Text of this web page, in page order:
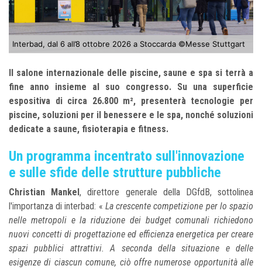
Interbad, dal 6 all’8 ottobre 2026 a Stoccarda ©Messe Stuttgart
Il salone internazionale delle piscine, saune e spa si terrà a
fine anno insieme al suo congresso. Su una superficie
espositiva di circa 26.800 m², presenterà tecnologie per
piscine, soluzioni per il benessere e le spa, nonché soluzioni
dedicate a saune, fisioterapia e fitness.
Un programma incentrato sull'innovazione
e sulle sfide delle strutture pubbliche
Christian Mankel, direttore generale della DGfdB, sottolinea
l'importanza di interbad: « La crescente competizione per lo spazio
nelle metropoli e la riduzione dei budget comunali richiedono
nuovi concetti di progettazione ed efficienza energetica per creare
spazi pubblici attrattivi. A seconda della situazione e delle
esigenze di ciascun comune, ciò offre numerose opportunità alle